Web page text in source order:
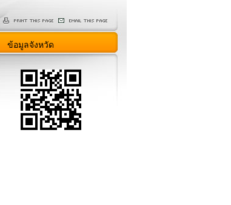
ข้อมูลจังหวัด